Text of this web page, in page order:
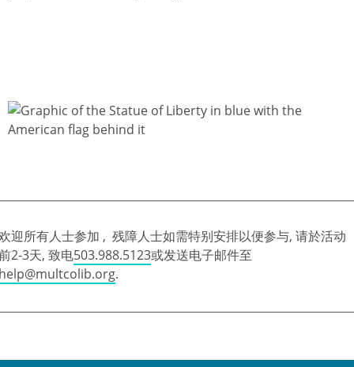
迎所有人士参加 , 残障人士如需特别安排以便参与, 请於活动
2-3天, 致电503.988.5123或发送电子邮件至
.